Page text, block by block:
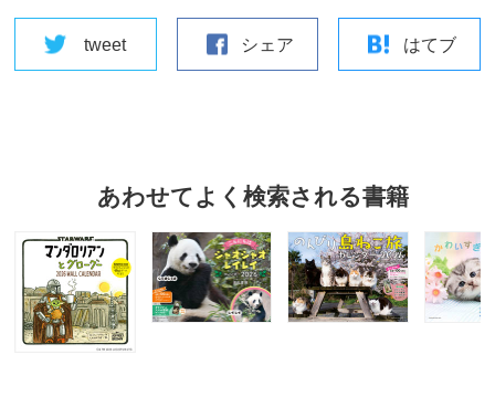
tweet シェア はてブ
あわせてよく検索される書籍